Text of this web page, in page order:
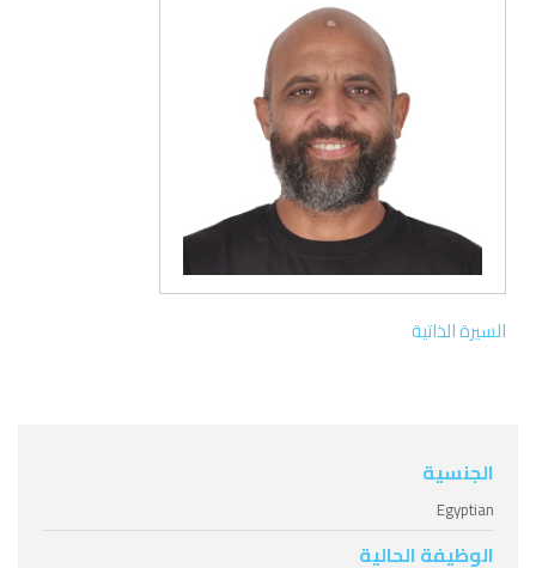
السيرة الذاتية
الجنسية
Egyptian
الوظيفة الحالية